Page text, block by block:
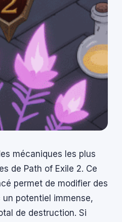
mécaniques les plus
de Path of Exile 2. Ce
permet de modifier des
potentiel immense,
de destruction. Si